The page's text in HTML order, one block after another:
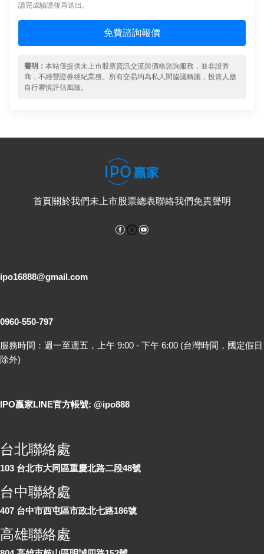
請完成驗證後再送出。
免費諮詢報價
聲明： 本站僅提供未上市股票資訊交流與價格諮詢服務，並非證券
商，不經營證券經紀業務。所有交易均為私人間協議轉讓，投資人應
自行審慎評估風險。
首頁關於我們未上市股票總表聯絡我們免責聲明
Facebook
ipo16888@gmail.com
0960-550-797
服務時間：週一至週五，上午 9:00 - 下午 6:00 (台灣時間，國定假日
除外)
IPO贏家LINE官方帳號: @ipo888
台北聯絡處
103 台北市大同區重慶北路二段48號
台中聯絡處
407 台中市西屯區市政北七路186號
高雄聯絡處